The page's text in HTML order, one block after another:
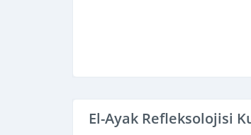
El-Ayak Refleksolojisi